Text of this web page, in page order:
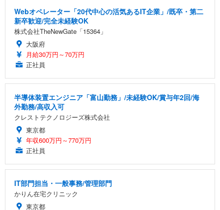
Webオペレーター「20代中心の活気あるIT企業」/既卒・第二
新卒歓迎/完全未経験OK
株式会社TheNewGate「15364」
大阪府
月給30万円～70万円
正社員
半導体装置エンジニア「富山勤務」/未経験OK/賞与年2回/海
外勤務/高収入可
クレストテクノロジーズ株式会社
東京都
年収600万円～770万円
正社員
IT部門担当・一般事務/管理部門
かりん在宅クリニック
東京都